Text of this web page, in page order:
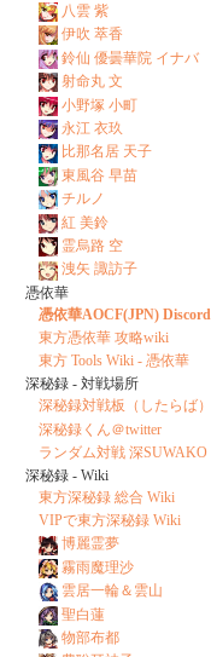
八雲 紫
伊吹 萃香
鈴仙 優曇華院 イナバ
射命丸 文
小野塚 小町
永江 衣玖
比那名居 天子
東風谷 早苗
チルノ
紅 美鈴
霊烏路 空
洩矢 諏訪子
憑依華
憑依華AOCF(JPN) Discord
東方憑依華 攻略wiki
東方 Tools Wiki - 憑依華
深秘録 - 対戦場所
深秘録対戦板（したらば）
深秘録くん＠twitter
ランダム対戦 深SUWAKO
深秘録 - Wiki
東方深秘録 総合 Wiki
VIPで東方深秘録 Wiki
博麗霊夢
霧雨魔理沙
雲居一輪＆雲山
聖白蓮
物部布都